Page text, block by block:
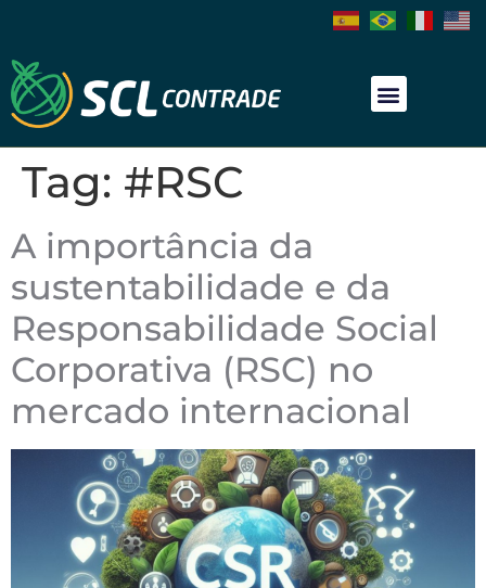
Tag: #RSC
A importância da
sustentabilidade e da
Responsabilidade Social
Corporativa (RSC) no
mercado internacional